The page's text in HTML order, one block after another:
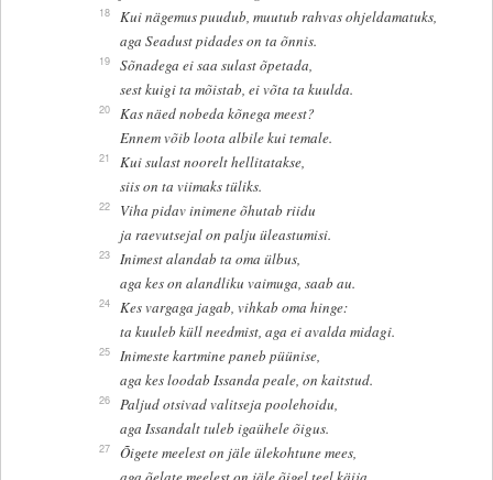
18
Kui nägemus puudub, muutub rahvas ohjeldamatuks,
aga Seadust pidades on ta õnnis.
19
Sõnadega ei saa sulast õpetada,
sest kuigi ta mõistab, ei võta ta kuulda.
20
Kas näed nobeda kõnega meest?
Ennem võib loota albile kui temale.
21
Kui sulast noorelt hellitatakse,
siis on ta viimaks tüliks.
22
Viha pidav inimene õhutab riidu
ja raevutsejal on palju üleastumisi.
23
Inimest alandab ta oma ülbus,
aga kes on alandliku vaimuga, saab au.
24
Kes vargaga jagab, vihkab oma hinge:
ta kuuleb küll needmist, aga ei avalda midagi.
25
Inimeste kartmine paneb püünise,
aga kes loodab Issanda peale, on kaitstud.
26
Paljud otsivad valitseja poolehoidu,
aga Issandalt tuleb igaühele õigus.
27
Õigete meelest on jäle ülekohtune mees,